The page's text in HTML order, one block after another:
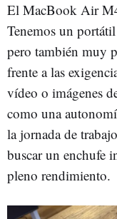
El MacBook Air
Tenemos un
pero también muy
frente a las
vídeo o imágenes
como una
la jornada de
buscar un enchufe
pleno rendimiento.